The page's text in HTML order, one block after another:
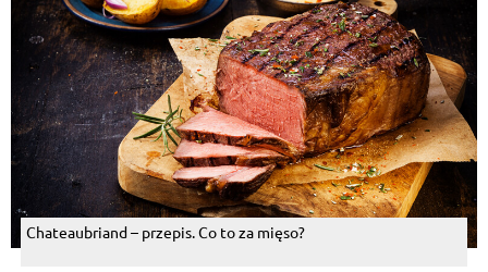
Chateaubriand – przepis. Co to za mięso?